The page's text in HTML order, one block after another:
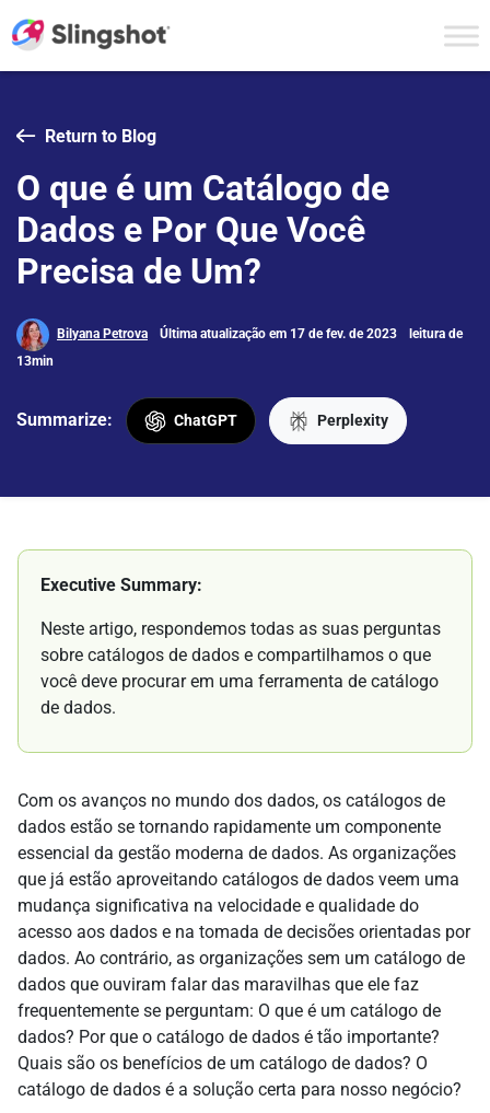
Return to Blog
O que é um Catálogo de
Dados e Por Que Você
Precisa de Um?
Bilyana Petrova Última atualização em 17 de fev. de 2023
leitura de
13min
Summarize: ChatGPT Perplexity
Executive Summary:
Neste artigo, respondemos todas as suas perguntas
sobre catálogos de dados e compartilhamos o que
você deve procurar em uma ferramenta de catálogo
de dados.
Com os avanços no mundo dos dados, os catálogos de
dados estão se tornando rapidamente um componente
essencial da gestão moderna de dados. As organizações
que já estão aproveitando catálogos de dados veem uma
mudança significativa na velocidade e qualidade do
acesso aos dados e na tomada de decisões orientadas por
dados. Ao contrário, as organizações sem um catálogo de
dados que ouviram falar das maravilhas que ele faz
frequentemente se perguntam: O que é um catálogo de
dados? Por que o catálogo de dados é tão importante?
Quais são os benefícios de um catálogo de dados? O
catálogo de dados é a solução certa para nosso negócio?